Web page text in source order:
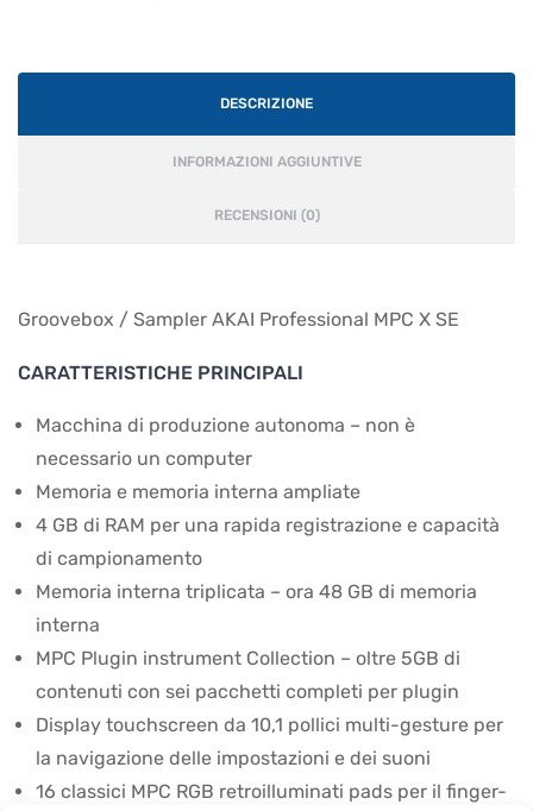
DESCRIZIONE
INFORMAZIONI AGGIUNTIVE
RECENSIONI (0)
Groovebox / Sampler AKAI Professional MPC X SE
CARATTERISTICHE PRINCIPALI
Macchina di produzione autonoma – non è
necessario un computer
Memoria e memoria interna ampliate
4 GB di RAM per una rapida registrazione e capacità
di campionamento
Memoria interna triplicata – ora 48 GB di memoria
interna
MPC Plugin instrument Collection – oltre 5GB di
contenuti con sei pacchetti completi per plugin
Display touchscreen da 10,1 pollici multi-gesture per
la navigazione delle impostazioni e dei suoni
16 classici MPC RGB retroilluminati pads per il finger-